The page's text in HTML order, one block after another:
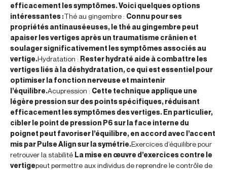
efficacement les symptômes. Voici quelques options
intéressantes :Thé au gingembre : Connu pour ses
propriétés antinauséeuses, le thé au gingembre peut
apaiser les vertiges après un traumatisme crânien et
soulager significativement les symptômes associés au
vertige.Hydratation : Rester hydraté aide à combattre les
vertiges liés à la déshydratation, ce qui est essentiel pour
optimiser la fonction nerveuse et maintenir
l’équilibre.Acupression : Cette technique applique une
légère pression sur des points spécifiques, réduisant
efficacement les symptômes des vertiges. En particulier,
cibler le point de pression P6 sur la face interne du
poignet peut favoriser l’équilibre, en accord avec l’accent
mis par Pulse Align sur la symétrie.Exercices d’équilibre pour
retrouver la stabilité La mise en œuvre d’exercices contre le
vertigepeut permettre aux individus de reprendre le contrôle de